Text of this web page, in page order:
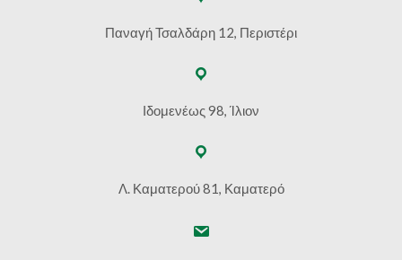
Παναγή Τσαλδάρη 12, Περιστέρι
Ιδομενέως 98, Ίλιον
Λ. Καματερού 81, Καματερό